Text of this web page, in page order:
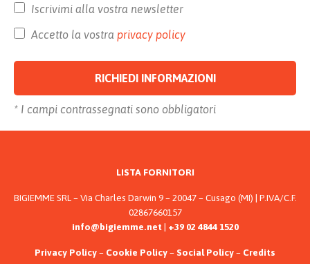
Iscrivimi alla vostra newsletter
Accetto la vostra privacy policy
* I campi contrassegnati sono obbligatori
Alternative:
LISTA FORNITORI
BIGIEMME SRL – Via Charles Darwin 9 – 20047 – Cusago (MI) | P.IVA/C.F.
02867660157
info@bigiemme.net| +39 02 4844 1520
Privacy Policy– Cookie Policy– Social Policy– Credits